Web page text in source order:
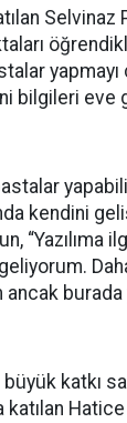
Selvinaz
bilgileri eve
kendini
“Yazılıma
ancak
katkı
Hatice